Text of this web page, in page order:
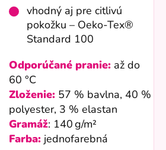
vhodný aj pre citlivú
pokožku – Oeko-Tex®
Standard 100
Odporúčané pranie: až do
60 °C
Zloženie: 57 % bavlna, 40 %
polyester, 3 % elastan
Gramáž: 140 g/m²
Farba: jednofarebná